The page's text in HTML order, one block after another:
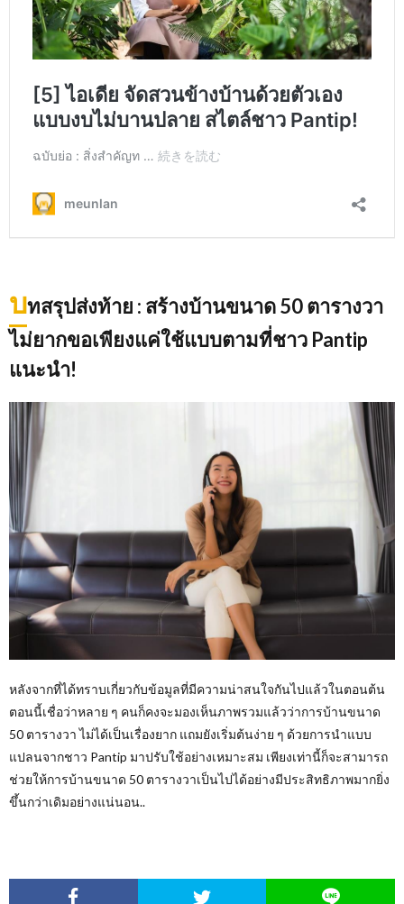
บทสรุปส่งท้าย : สร้างบ้านขนาด 50 ตารางวา
ไม่ยากขอเพียงแค่ใช้แบบตามที่ชาว Pantip
แนะนำ!
หลังจากที่ได้ทราบเกี่ยวกับข้อมูลที่มีความน่าสนใจกันไปแล้วในตอนต้น
ตอนนี้เชื่อว่าหลาย ๆ คนก็คงจะมองเห็นภาพรวมแล้วว่าการบ้านขนาด
50 ตารางวา ไม่ได้เป็นเรื่องยาก แถมยังเริ่มต้นง่าย ๆ ด้วยการนำแบบ
แปลนจากชาว Pantip มาปรับใช้อย่างเหมาะสม เพียงเท่านี้ก็จะสามารถ
ช่วยให้การบ้านขนาด 50 ตารางวาเป็นไปได้อย่างมีประสิทธิภาพมากยิ่ง
ขึ้นกว่าเดิมอย่างแน่นอน..